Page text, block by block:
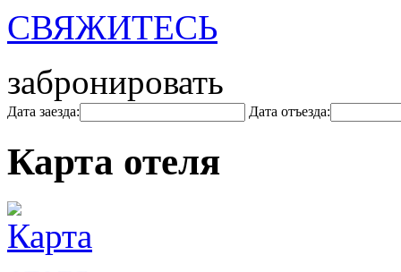
СВЯЖИТЕСЬ
забронировать
Дата заезда: Дата отъезда:
Карта отеля